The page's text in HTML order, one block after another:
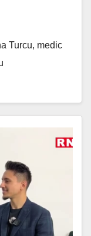
Turcu, medic